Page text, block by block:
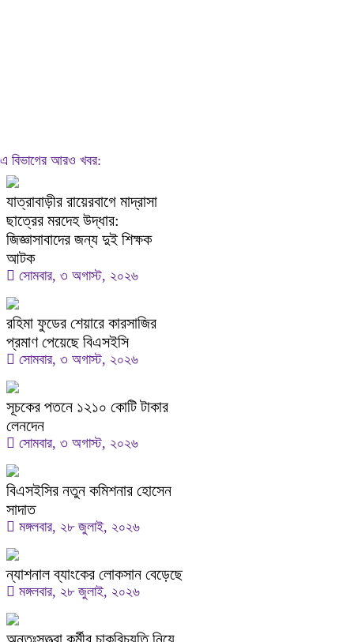
এ বিভাগের আরও খবর:
যাত্রাবাড়ীর রায়েরবাগে মাদ্রাসা
ছাত্রের মরদেহ উদ্ধার:
জিজ্ঞাসাবাদের জন্য দুই শিক্ষক
আটক
সোমবার, ৩ অগাস্ট, ২০২৬
রহিমা ফুডের শেয়ারে কারসাজির
প্রমাণ পেয়েছে বিএসইসি
সোমবার, ৩ অগাস্ট, ২০২৬
সূচকের পতনে ১২১০ কোটি টাকার
লেনদেন
সোমবার, ৩ অগাস্ট, ২০২৬
বিএসইসির নতুন কমিশনার হোসেন
সাদাত
মঙ্গলবার, ২৮ জুলাই, ২০২৬
ন্যাশনাল ব্যাংকের লোকসান বেড়েছে
মঙ্গলবার, ২৮ জুলাই, ২০২৬